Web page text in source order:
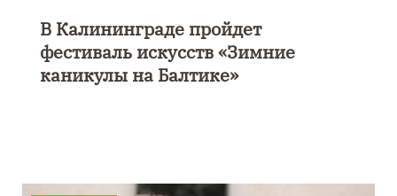
В Калининграде пройдет
фестиваль искусств «Зимние
каникулы на Балтике»